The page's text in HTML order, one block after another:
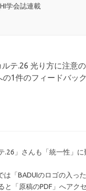
学会誌連載
テ.26 光り方に注意
の1件のフィードバック
.26」さんも「統一性」
は「BADUIのロゴの入っ
と「原稿のPDF」へアク